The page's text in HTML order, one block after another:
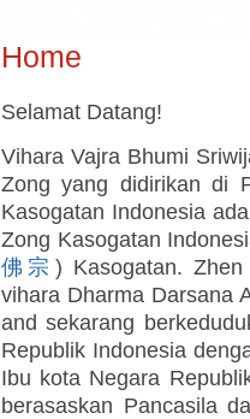
Home
Selamat Datang!
Vihara Vajra Bhumi
Zong yang didirikan di
Kasogatan Indonesia
Zong Kasogatan
佛宗 ) Kasogatan.
vihara Dharma Darsana
and sekarang
Republik Indonesia
Ibu kota Negara
berasaskan Pancasila